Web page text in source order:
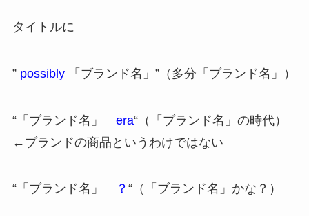
タイトルに
” possibly「ブランド名」”（多分「ブランド名」）
“「ブランド名」 era“（「ブランド名」の時代）
←ブランドの商品というわけではない
“「ブランド名」 ？ “（「ブランド名」かな？）